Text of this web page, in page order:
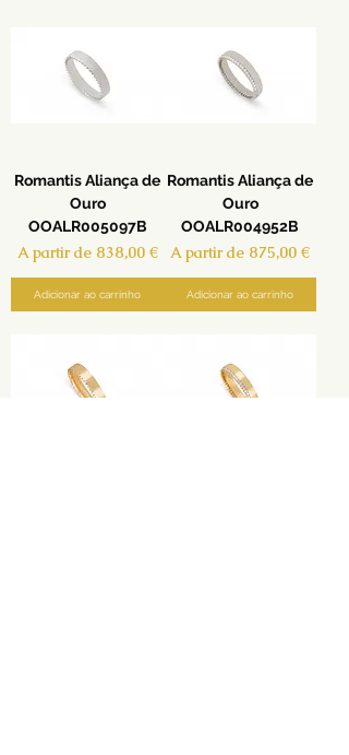
Romantis Aliança de
Ouro
OOALR005097B
A partir de 838,00 €
Preço promocional
Adicionar ao carrinho
Romantis Aliança de
Ouro
OOALR004952B
A partir de 875,00 €
Preço promocional
Adicionar ao carrinho